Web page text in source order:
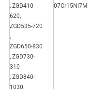
, ZGD410-
620,
ZGD535-720
,
ZGD650-830
, ZGD730-
310
, ZGD840-
1030,